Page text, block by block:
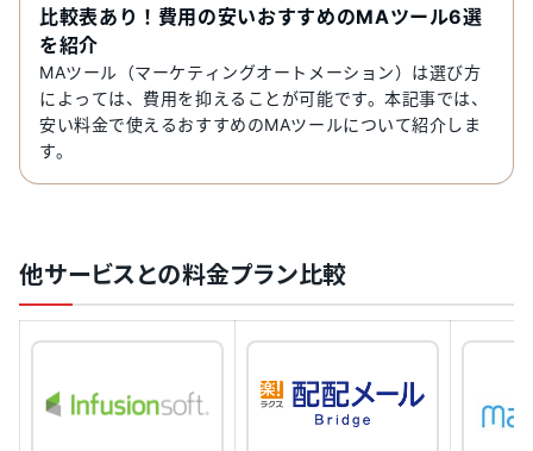
比較表あり！費用の安いおすすめのMAツール6選
を紹介
MAツール（マーケティングオートメーション）は選び方
によっては、費用を抑えることが可能です。本記事では、
安い料金で使えるおすすめのMAツールについて紹介しま
す。
他サービスとの料金プラン比較